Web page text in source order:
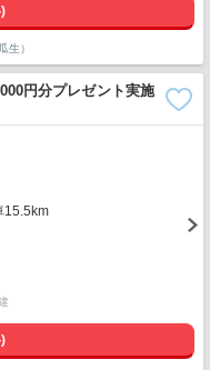
生）
円分プレゼント実施
15.5km